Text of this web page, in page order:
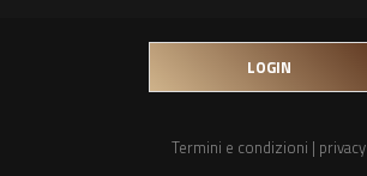
LOGIN
Termini e condizioni | privacy